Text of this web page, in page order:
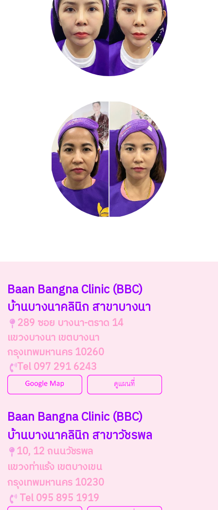
Baan Bangna Clinic(BBC)
บ้านบางนาคลินิก สาขาบางนา
289 ซอย บางนา-ตราด 14
แขวงบางนา เขตบางนา
กรุงเทพมหานคร 10260
Tel 097 291 6243
Baan Bangna Clinic (BBC)
บ้านบางนาคลินิก สาขาวัชรพล
10, 12 ถนนวัชรพล
แขวงท่าแร้ง เขตบางเขน
กรุงเทพมหานคร 10230
Tel 095 895 1919